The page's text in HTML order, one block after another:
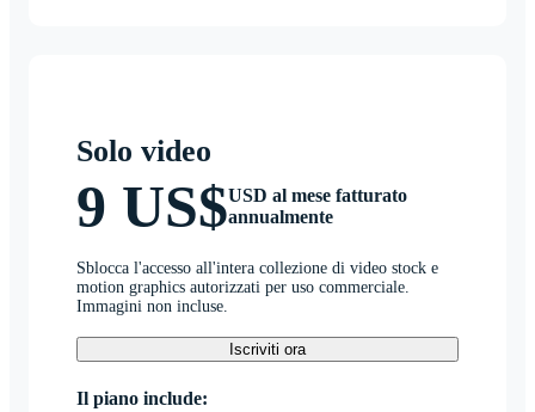
Solo video
9 US$USD al mese fatturato
annualmente
Sblocca l'accesso all'intera collezione di video stock e
motion graphics autorizzati per uso commerciale.
Immagini non incluse.
Iscriviti ora
Il piano include: